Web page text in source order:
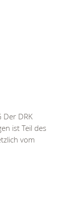
Der DRK
ist Teil des
vom